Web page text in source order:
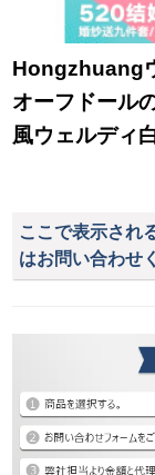
Hongzhuang
オーフドール
風ウェルディ
ここで表示され
はお問い合わせ